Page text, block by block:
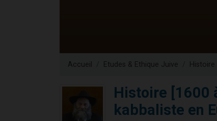
2
Accueil Etudes & Ethique Juive Histoire
Histoire [1600
kabbaliste en